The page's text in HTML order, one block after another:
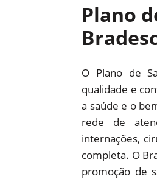
Plano
O Plano de
qualidade e
a saúde e o
rede de
internações,
completa. O
promoção de